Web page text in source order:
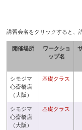
講習会名をクリックすると、
開催場所
ワークショ
ップ名
シモジマ
心斎橋店
（大阪）
基礎クラス
シモジマ
心斎橋店
（大阪）
基礎クラス